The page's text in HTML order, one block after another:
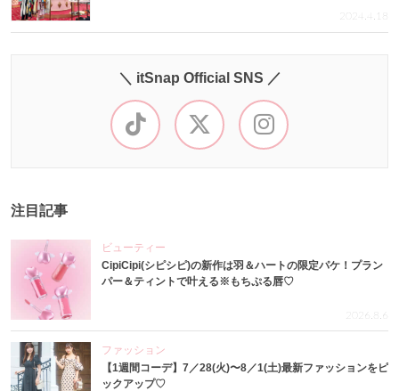
2024.4.18
＼ itSnap Official SNS ／
注目記事
ビューティー
CipiCipi(シピシピ)の新作は羽＆ハートの限定パケ！プラン
パー＆ティントで叶える※もちぷる唇♡
2026.8.6
ファッション
【1週間コーデ】7／28(火)〜8／1(土)最新ファッションをピ
ックアップ♡